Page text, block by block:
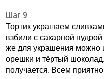
Шаг 9
Тортик украшаем
взбили с сахарной пудрой
же для украшения можно
орешки и тёртый
получается. Всем